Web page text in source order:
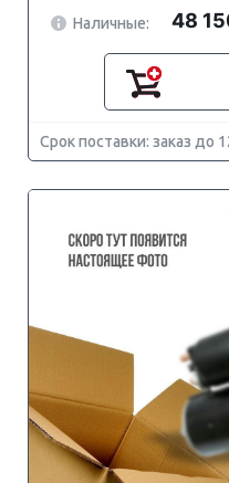
Наличные: 48
Срок поставки: заказ до